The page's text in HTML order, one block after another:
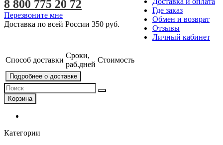
Где заказ
Обмен и возврат
Отзывы
Личный кабинет
8 800 775 20 72
Перезвоните мне
Доставка по всей России 350 руб.
Способ доставки
Сроки,
раб.дней
Стоимость
Подробнее о доставке
Корзина
Категории